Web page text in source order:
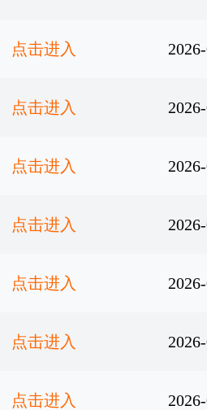
点击进入
点击进入
点击进入
点击进入
点击进入
点击进入
点击进入